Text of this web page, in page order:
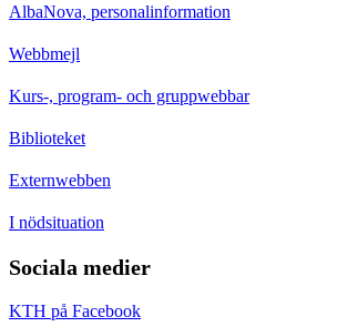
AlbaNova, personalinformation
Webbmejl
Kurs-, program- och gruppwebbar
Biblioteket
Externwebben
I nödsituation
Sociala medier
KTH på Facebook